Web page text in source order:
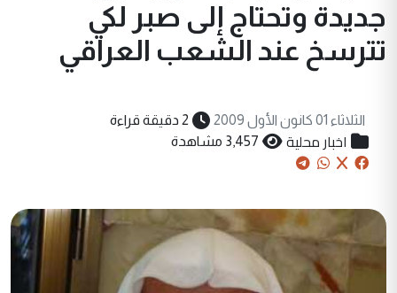
جديدة وتحتاج إلى صبر لكي
تترسخ عند الشعب العراقي
الثلاثاء 01 كانون الأول 2009 2 دقيقة قراءة
اخبار محلية 3,457 مشاهدة